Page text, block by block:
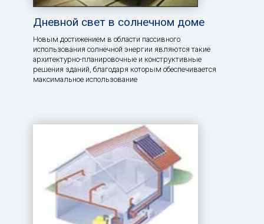
Дневной свет в солнечном доме
Новым достижением в области пассивного
использования солнечной энергии являются такие
архитектурно-планировочные и конструктивные
решения зданий, благодаря которым обеспечивается
максимальное использование